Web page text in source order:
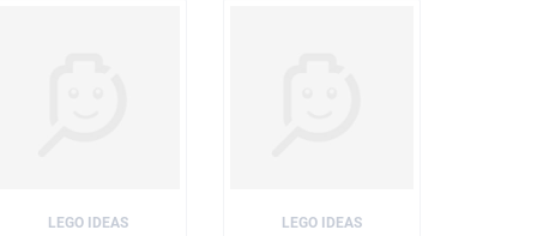
LEGO IDEAS LEGO IDEAS